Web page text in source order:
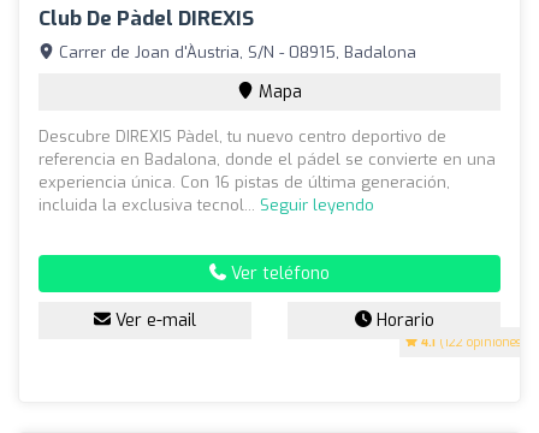
Club De Pàdel DIREXIS
4.1 (122 opiniones)
Carrer de Joan d'Àustria, S/N - 08915, Badalona
Mapa
Descubre DIREXIS Pàdel, tu nuevo centro deportivo de
referencia en Badalona, donde el pádel se convierte en una
experiencia única. Con 16 pistas de última generación,
incluida la exclusiva tecnol... Seguir leyendo
Ver teléfono
Ver e-mail Horario